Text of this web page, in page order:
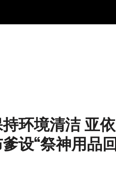
环境清洁 亚依
设“祭神用品